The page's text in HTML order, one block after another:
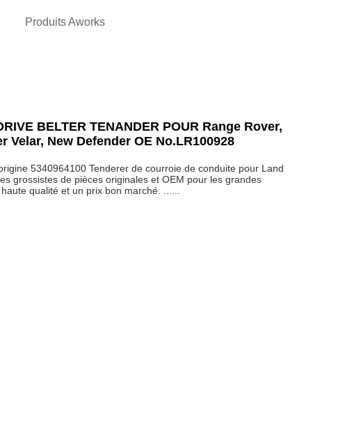
Produits Aworks
BELTER TENANDER POUR Range Rover,
Velar, New Defender OE No.LR100928
5340964100 Tenderer de courroie de conduite pour Land
grossistes de pièces originales et OEM pour les grandes
qualité et un prix bon marché. ......